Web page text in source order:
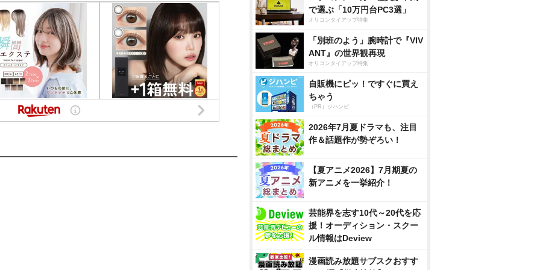
で選ぶ「10万円台PC3選」
オリコンタイアップ特集
「別班のよう」腕時計で『VIV
ANT』の世界観再現
オリコンタイアップ特集
自販機にピッ！ですぐに買え
ちゃう
（PR）ジハンピ
2026年7月夏ドラマも、注目
作＆話題作が勢ぞろい！
【夏アニメ2026】7月期夏の
新アニメを一挙紹介！
芸能界を志す10代～20代を応
援！オーディション・スクー
ル情報はDeview
漫画読み放題サブスクおすす